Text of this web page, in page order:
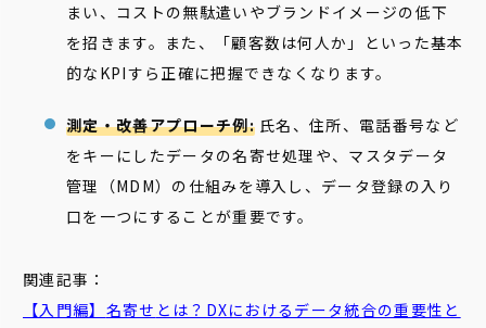
まい、コストの無駄遣いやブランドイメージの低下
を招きます。また、「顧客数は何人か」といった基本
的なKPIすら正確に把握できなくなります。
測定・改善アプローチ例:氏名、住所、電話番号など
をキーにしたデータの名寄せ処理や、マスタデータ
管理（MDM）の仕組みを導入し、データ登録の入り
口を一つにすることが重要です。
関連記事：
【入門編】 名寄せ とは？DXにおけるデータ統合の重要性と